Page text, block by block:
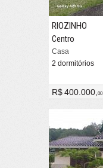
RIOZINHO
Centro
Casa
2 dormitórios
R$ 400.000,00